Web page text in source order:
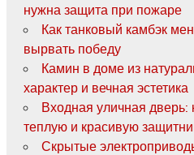
нужна защита при пожаре
Как танковый камбэк
вырвать победу
Камин в доме из
характер и вечная эстетика
Входная уличная дверь:
теплую и красивую
Скрытые